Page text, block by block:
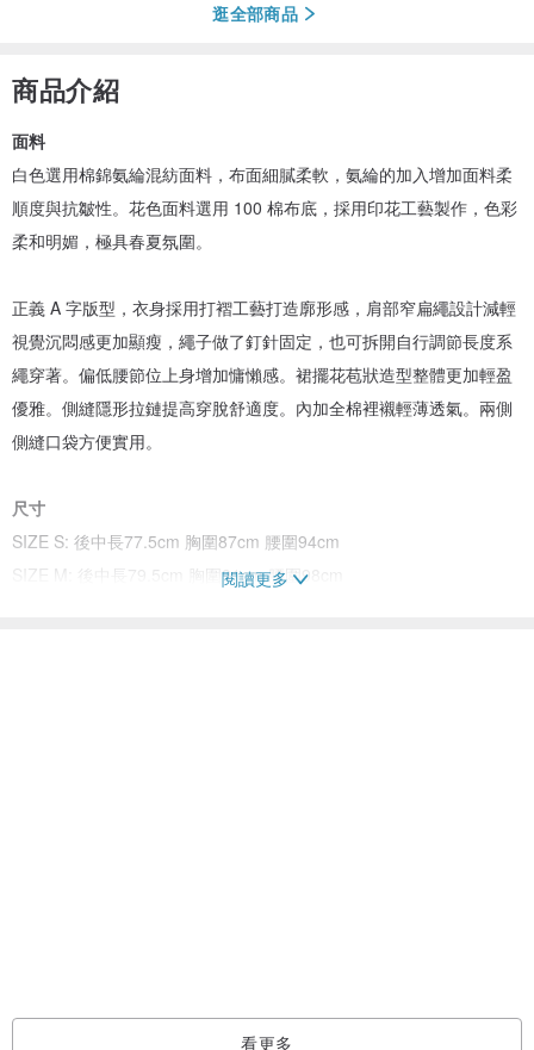
逛全部商品
商品介紹
面料
白色選用棉錦氨綸混紡面料，布面細膩柔軟，氨綸的加入增加面料柔
順度與抗皺性。花色面料選用 100 棉布底，採用印花工藝製作，色彩
柔和明媚，極具春夏氛圍。
正義 A 字版型，衣身採用打褶工藝打造廓形感，肩部窄扁繩設計減輕
視覺沉悶感更加顯瘦，繩子做了釘針固定，也可拆開自行調節長度系
繩穿著。偏低腰節位上身增加慵懶感。裙擺花苞狀造型整體更加輕盈
優雅。側縫隱形拉鏈提高穿脫舒適度。內加全棉裡襯輕薄透氣。兩側
側縫口袋方便實用。
尺寸
SIZE S: 後中長77.5cm 胸圍87cm 腰圍94cm
SIZE M: 後中長79.5cm 胸圍91cm 腰圍98cm
閱讀更多
看更多